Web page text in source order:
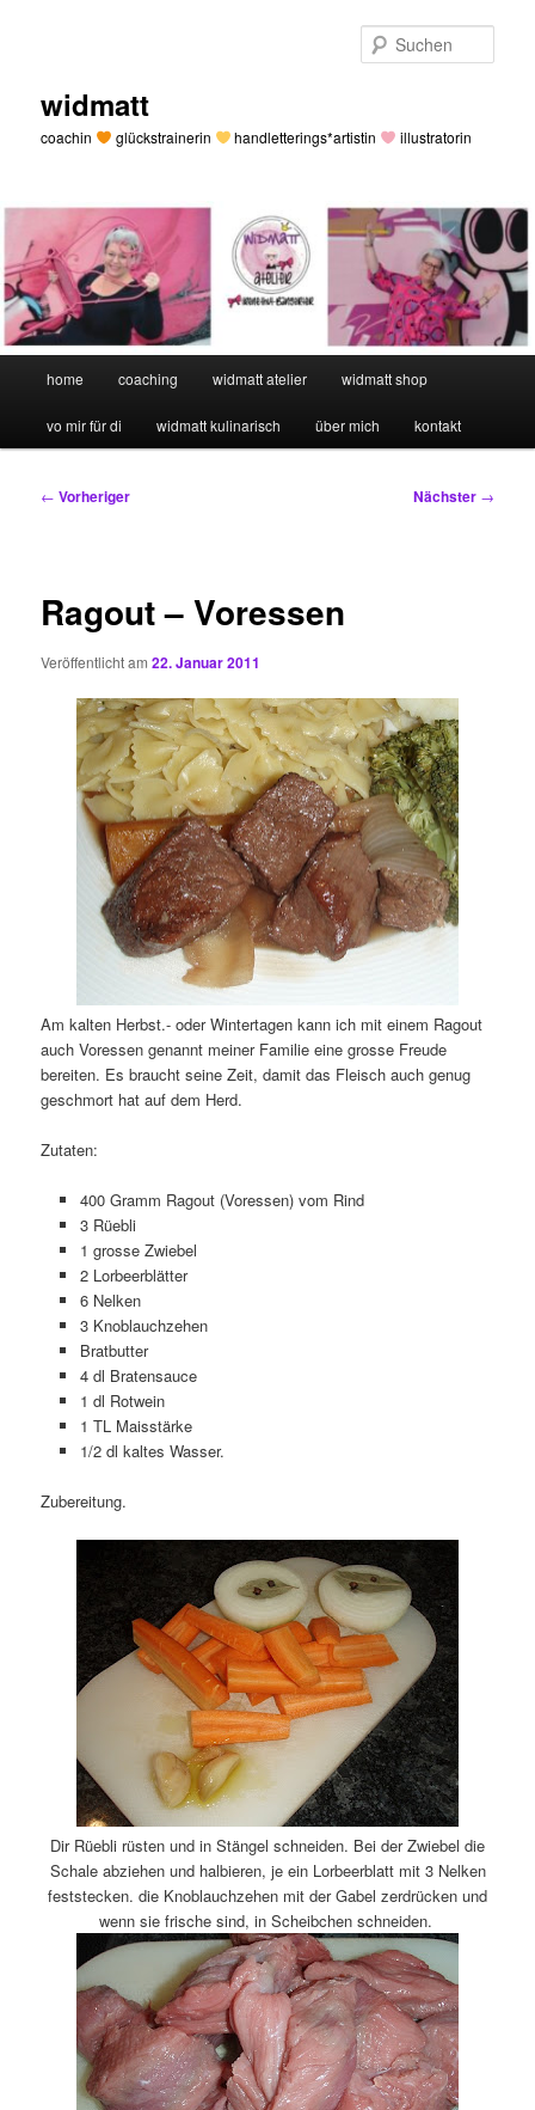
widmatt
coachin glückstrainerin handletterings*artistin illustratorin
home coaching widmatt atelier widmatt shop
vo mir für di widmatt kulinarisch über mich kontakt
Beitragsnavigation
← Vorheriger Nächster →
Ragout – Voressen
Veröffentlicht am22. Januar 2011
Am kalten Herbst.- oder Wintertagen kann ich mit einem Ragout
auch Voressen genannt meiner Familie eine grosse Freude
bereiten. Es braucht seine Zeit, damit das Fleisch auch genug
geschmort hat auf dem Herd.
Zutaten:
400 Gramm Ragout (Voressen) vom Rind
3 Rüebli
1 grosse Zwiebel
2 Lorbeerblätter
6 Nelken
3 Knoblauchzehen
Bratbutter
4 dl Bratensauce
1 dl Rotwein
1 TL Maisstärke
1/2 dl kaltes Wasser.
Zubereitung.
Dir Rüebli rüsten und in Stängel schneiden. Bei der Zwiebel die
Schale abziehen und halbieren, je ein Lorbeerblatt mit 3 Nelken
feststecken. die Knoblauchzehen mit der Gabel zerdrücken und
wenn sie frische sind, in Scheibchen schneiden.